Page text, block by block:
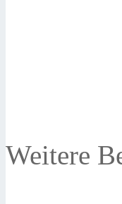
Weitere